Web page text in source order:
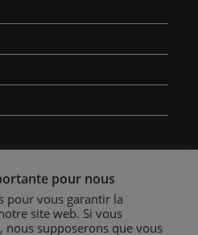
Mentions Légales
pour nous
pour vous garantir la
site web. Si vous
nous supposerons que vous